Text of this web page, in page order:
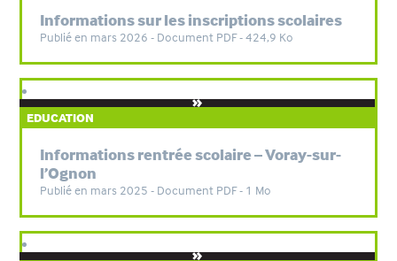
Informations sur les inscriptions scolaires
Publié en mars 2026 - Document PDF - 424,9 Ko
EDUCATION
Informations rentrée scolaire – Voray-sur-
l’Ognon
Publié en mars 2025 - Document PDF - 1 Mo